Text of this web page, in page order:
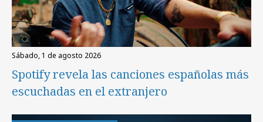
sábado, 1 de agosto 2026
Spotify revela las canciones españolas más
escuchadas en el extranjero